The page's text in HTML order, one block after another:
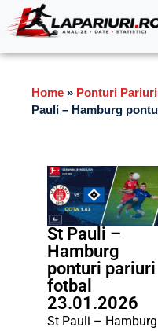
Home » Ponturi Pariuri
Pauli – Hamburg
St Pauli –
Hamburg
ponturi pariuri
fotbal
23.01.2026
St Pauli – Hamburg